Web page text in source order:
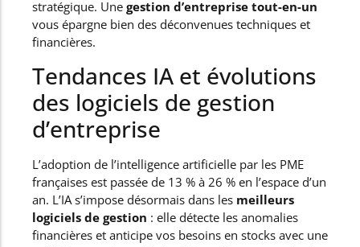
stratégique. Une gestion d’entreprise tout-en-un
vous épargne bien des déconvenues techniques et
financières.
Tendances IA et évolutions
des logiciels de gestion
d’entreprise
L’adoption de l’intelligence artificielle par les PME
françaises est passée de 13 % à 26 % en l’espace d’un
an. L’IA s’impose désormais dans les meilleurs
logiciels de gestion : elle détecte les anomalies
financières et anticipe vos besoins en stocks avec une